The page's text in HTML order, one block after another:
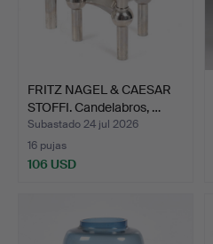
FRITZ NAGEL & CAESAR
STOFFI. Candelabros, …
Subastado 24 jul 2026
16 pujas
106 USD